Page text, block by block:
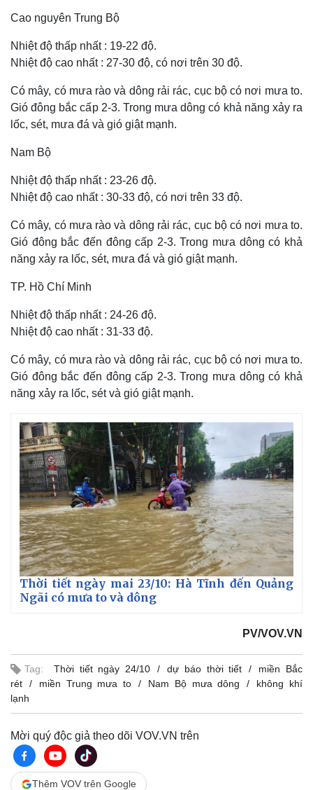
Bất động sản
Khởi nghiệp
Giá vàng
Tiêu dùng
Tỷ giá
Chứng khoán
Giá cà phê
Cao nguyên Trung Bộ
Nhiệt độ thấp nhất : 19-22 độ.
Nhiệt độ cao nhất : 27-30 độ, có nơi trên 30 độ.
Có mây, có mưa rào và dông rải rác, cục bộ có nơi mưa to.
Gió đông bắc cấp 2-3. Trong mưa dông có khả năng xảy ra
lốc, sét, mưa đá và gió giật mạnh.
Nam Bộ
Nhiệt độ thấp nhất : 23-26 độ.
Nhiệt độ cao nhất : 30-33 độ, có nơi trên 33 độ.
Có mây, có mưa rào và dông rải rác, cục bộ có nơi mưa to.
Gió đông bắc đến đông cấp 2-3. Trong mưa dông có khả
năng xảy ra lốc, sét, mưa đá và gió giật mạnh.
TP. Hồ Chí Minh
Nhiệt độ thấp nhất : 24-26 độ.
Nhiệt độ cao nhất : 31-33 độ.
Có mây, có mưa rào và dông rải rác, cục bộ có nơi mưa to.
Gió đông bắc đến đông cấp 2-3. Trong mưa dông có khả
năng xảy ra lốc, sét và gió giật mạnh.
Thời tiết ngày mai 23/10: Hà Tĩnh đến Quảng
Ngãi có mưa to và dông
PV/VOV.VN
Tag: Thời tiết ngày 24/10 dự báo thời tiết
miền Bắc
rét
miền Trung mưa to Nam Bộ mưa dông
không khí
lạnh
Mời quý độc giả theo dõi VOV.VN trên
Thêm VOV trên Google